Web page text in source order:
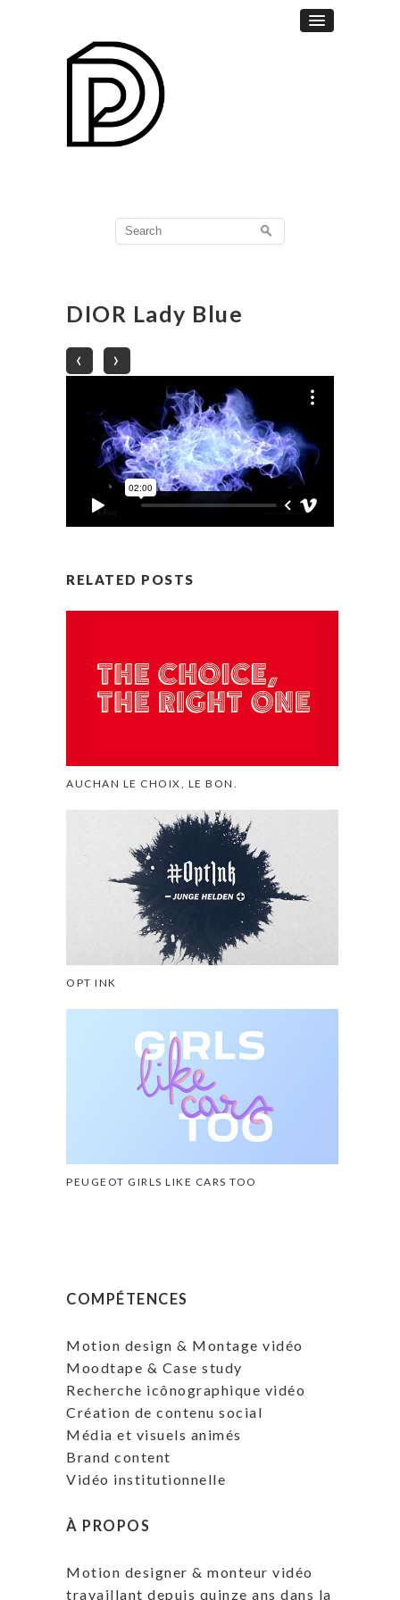
Search
for:
DIOR Lady Blue
‹
›
RELATED POSTS
AUCHAN LE CHOIX, LE BON.
OPT INK
PEUGEOT GIRLS LIKE CARS TOO
COMPÉTENCES
Motion design & Montage vidéo
Moodtape & Case study
Recherche icônographique vidéo
Création de contenu social
Média et visuels animés
Brand content
Vidéo institutionnelle
À PROPOS
Motion designer & monteur vidéo
travaillant depuis quinze ans dans la